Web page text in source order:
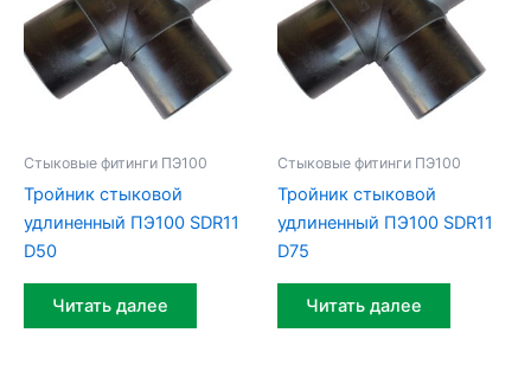
Стыковые фитинги ПЭ100
Тройник стыковой
удлиненный ПЭ100 SDR11
D50
Читать далее
Стыковые фитинги ПЭ100
Тройник стыковой
удлиненный ПЭ100 SDR11
D75
Читать далее